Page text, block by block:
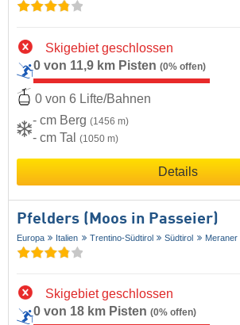
Skigebiet geschlossen
0 von 11,9 km Pisten (0% offen)
0 von 6 Lifte/Bahnen
- cm Berg (1456 m)
- cm Tal (1050 m)
Details
Pfelders (Moos in Passeier)
Europa Italien Trentino-Südtirol Südtirol Meraner
Skigebiet geschlossen
0 von 18 km Pisten (0% offen)